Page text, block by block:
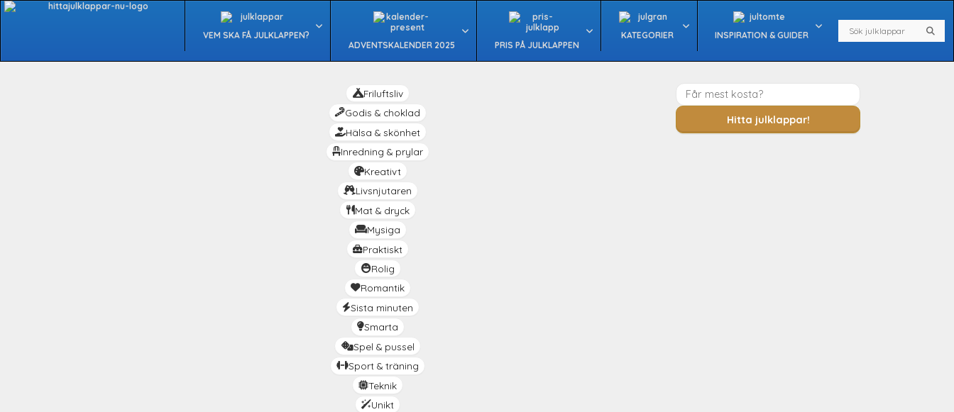
Hoppa
VEM SKA FÅ JULKLAPPEN?
ADVENTSKALENDER 2025
PRIS PÅ JULKLAPPEN
KATEGORIER INSPIRATION & GUIDER
Friluftsliv
Godis & choklad
Hälsa & skönhet
Inredning & prylar
Kreativt
Livsnjutaren
Mat & dryck
Mysiga
Praktiskt
Rolig
Romantik
Sista minuten
Smarta
Spel & pussel
Sport & träning
Teknik
Unikt
Hitta julklappar!